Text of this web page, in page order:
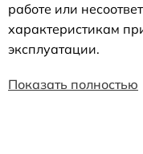
работе или
характеристикам
эксплуатации.
Показать полностью